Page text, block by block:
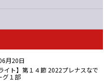
月20日
イト】第１４節 2022プレナスなで
グ１部